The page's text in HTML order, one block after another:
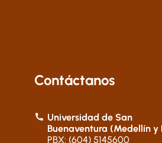
Contáctanos
Universidad de San
Buenaventura (Medellín y
PBX: (604) 5145600